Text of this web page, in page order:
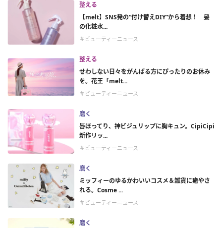
整える
【melt】SNS発の“付け替えDIY”から着想！ 髪
の化粧水...
＃ビューティーニュース
整える
せわしない日々をがんばる方にぴったりのお休み
を。花王「melt...
＃ビューティーニュース
磨く
唇ぽってり、神ビジュリップに胸キュン。CipiCipi
新作リッ...
＃ビューティーニュース
磨く
ミッフィーのゆるかわいいコスメ＆雑貨に癒やさ
れる。Cosme ...
＃ビューティーニュース
磨く